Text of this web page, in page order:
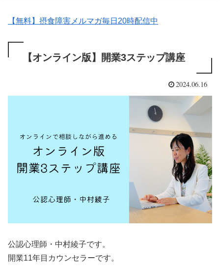
【無料】摂食障害メルマガ毎日20時配信中
【オンライン版】開業3ステップ講座
2024.06.16
公認心理師・中村綾子です。
開業11年目カウンセラーです。